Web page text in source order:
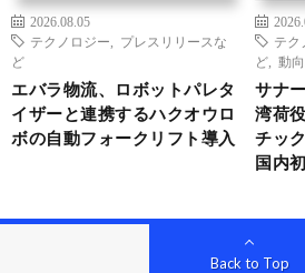
2026.08.05
テクノロジー
プレスリリースな
ど
エバラ物流、ロボットパレタ
イザーと連携するハクオウロ
ボの自動フォークリフト導入
テク
ど
動
サナ
湾荷
チッ
国内
Back to Top